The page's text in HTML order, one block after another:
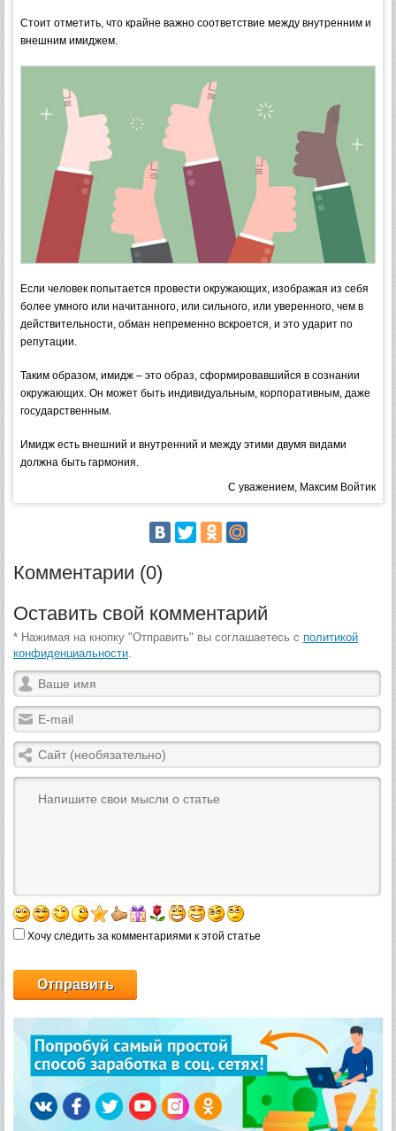
Стоит отметить, что крайне важно соответствие между внутренним и
внешним имиджем.
Если человек попытается провести окружающих, изображая из себя
более умного или начитанного, или сильного, или уверенного, чем в
действительности, обман непременно вскроется, и это ударит по
репутации.
Таким образом, имидж – это образ, сформировавшийся в сознании
окружающих. Он может быть индивидуальным, корпоративным, даже
государственным.
Имидж есть внешний и внутренний и между этими двумя видами
должна быть гармония.
С уважением, Максим Войтик
Комментарии (0)
Оставить свой комментарий
* Нажимая на кнопку "Отправить" вы соглашаетесь с политикой
конфиденциальности.
Хочу следить за комментариями к этой статье